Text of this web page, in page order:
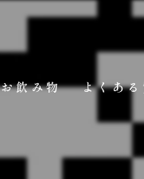
お飲み物 よくある